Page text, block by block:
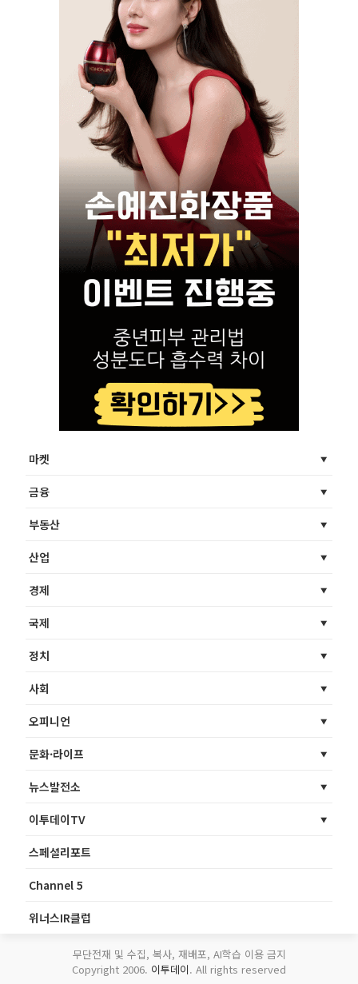
마켓
금융
부동산
산업
경제
국제
정치
사회
오피니언
문화·라이프
뉴스발전소
이투데이TV
스페셜리포트
Channel 5
위너스IR클럽
무단전재 및 수집, 복사, 재배포, AI학습 이용 금지
Copyright 2006. 이투데이. All rights reserved